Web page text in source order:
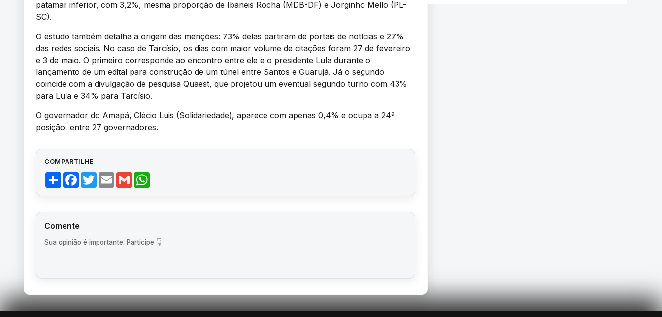
patamar inferior, com 3,2%, mesma proporção de Ibaneis Rocha (MDB-DF) e Jorginho Mello (PL-
SC).
O estudo também detalha a origem das menções: 73% delas partiram de portais de notícias e 27%
das redes sociais. No caso de Tarcísio, os dias com maior volume de citações foram 27 de fevereiro
e 3 de maio. O primeiro corresponde ao encontro entre ele e o presidente Lula durante o
lançamento de um edital para construção de um túnel entre Santos e Guarujá. Já o segundo
coincide com a divulgação de pesquisa Quaest, que projetou um eventual segundo turno com 43%
para Lula e 34% para Tarcísio.
O governador do Amapá, Clécio Luis (Solidariedade), aparece com apenas 0,4% e ocupa a 24ª
posição, entre 27 governadores.
COMPARTILHE
ShareFacebook
TwitterEmail Gmail
Comente
Sua opinião é importante. Participe 👇